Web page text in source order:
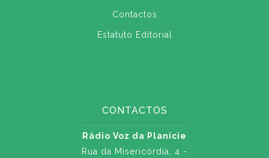
Contactos
Estatuto Editorial
CONTACTOS
Rádio Voz da Planície
Rua da Misericórdia, 4 -